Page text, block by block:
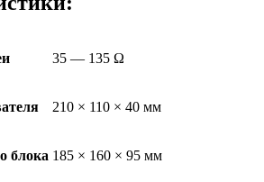
35 — 135 Ω
210 × 110 × 40 мм
блока 185 × 160 × 95 мм